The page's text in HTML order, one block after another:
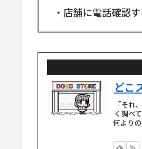
・店舗に電話確認
どこ
「それ
く調べ
何より